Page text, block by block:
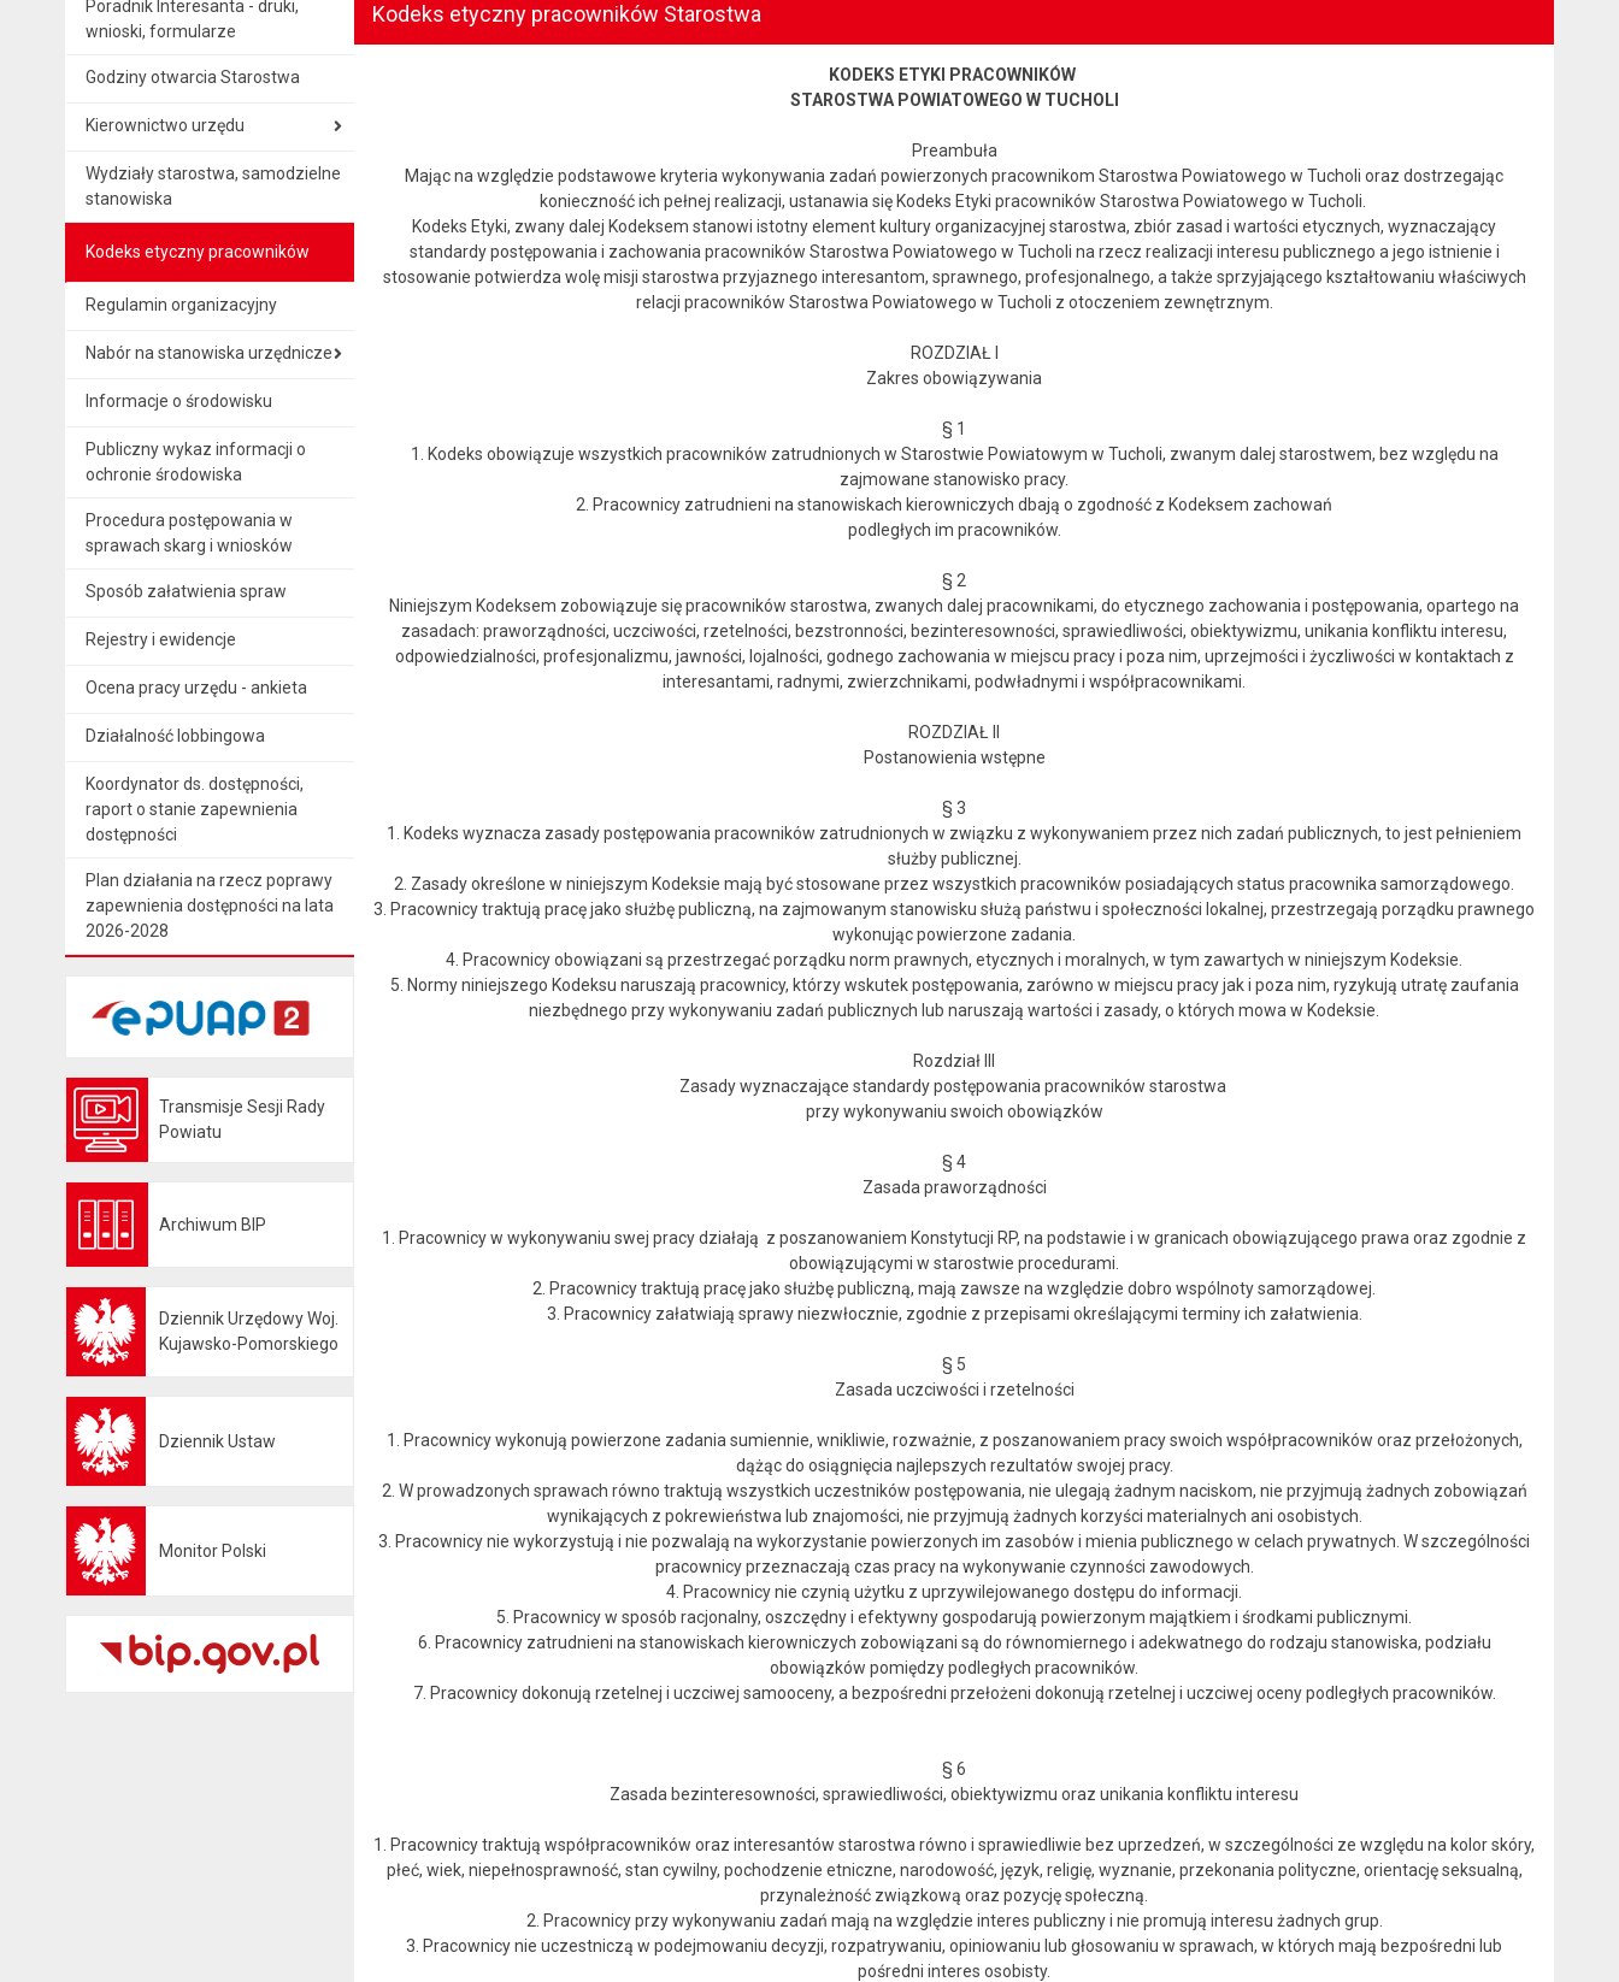
Poradnik Interesanta - druki,
wnioski, formularze
Godziny otwarcia Starostwa
Kierownictwo urzędu
Wydziały starostwa, samodzielne
stanowiska
Kodeks etyczny pracowników
Regulamin organizacyjny
Nabór na stanowiska urzędnicze
Informacje o środowisku
Publiczny wykaz informacji o
ochronie środowiska
Procedura postępowania w
sprawach skarg i wniosków
Sposób załatwienia spraw
Rejestry i ewidencje
Ocena pracy urzędu - ankieta
Działalność lobbingowa
Koordynator ds. dostępności,
raport o stanie zapewnienia
dostępności
Plan działania na rzecz poprawy
zapewnienia dostępności na lata
2026-2028
Transmisje Sesji Rady
Powiatu
Archiwum BIP
Dziennik Urzędowy Woj.
Kujawsko-Pomorskiego
Dziennik Ustaw
Monitor Polski
Kodeks etyczny pracowników Starostwa
KODEKS ETYKI PRACOWNIKÓW
STAROSTWA POWIATOWEGO W TUCHOLI
Preambuła
Mając na względzie podstawowe kryteria wykonywania zadań powierzonych pracownikom Starostwa Powiatowego w Tucholi oraz dostrzegając
konieczność ich pełnej realizacji, ustanawia się Kodeks Etyki pracowników Starostwa Powiatowego w Tucholi.
Kodeks Etyki, zwany dalej Kodeksem stanowi istotny element kultury organizacyjnej starostwa, zbiór zasad i wartości etycznych, wyznaczający
standardy postępowania i zachowania pracowników Starostwa Powiatowego w Tucholi na rzecz realizacji interesu publicznego a jego istnienie i
stosowanie potwierdza wolę misji starostwa przyjaznego interesantom, sprawnego, profesjonalnego, a także sprzyjającego kształtowaniu właściwych
relacji pracowników Starostwa Powiatowego w Tucholi z otoczeniem zewnętrznym.
ROZDZIAŁ I
Zakres obowiązywania
§ 1
1. Kodeks obowiązuje wszystkich pracowników zatrudnionych w Starostwie Powiatowym w Tucholi, zwanym dalej starostwem, bez względu na
zajmowane stanowisko pracy.
2. Pracownicy zatrudnieni na stanowiskach kierowniczych dbają o zgodność z Kodeksem zachowań
podległych im pracowników.
§ 2
Niniejszym Kodeksem zobowiązuje się pracowników starostwa, zwanych dalej pracownikami, do etycznego zachowania i postępowania, opartego na
zasadach: praworządności, uczciwości, rzetelności, bezstronności, bezinteresowności, sprawiedliwości, obiektywizmu, unikania konfliktu interesu,
odpowiedzialności, profesjonalizmu, jawności, lojalności, godnego zachowania w miejscu pracy i poza nim, uprzejmości i życzliwości w kontaktach z
interesantami, radnymi, zwierzchnikami, podwładnymi i współpracownikami.
ROZDZIAŁ II
Postanowienia wstępne
§ 3
1. Kodeks wyznacza zasady postępowania pracowników zatrudnionych w związku z wykonywaniem przez nich zadań publicznych, to jest pełnieniem
służby publicznej.
2. Zasady określone w niniejszym Kodeksie mają być stosowane przez wszystkich pracowników posiadających status pracownika samorządowego.
3. Pracownicy traktują pracę jako służbę publiczną, na zajmowanym stanowisku służą państwu i społeczności lokalnej, przestrzegają porządku prawnego
wykonując powierzone zadania.
4. Pracownicy obowiązani są przestrzegać porządku norm prawnych, etycznych i moralnych, w tym zawartych w niniejszym Kodeksie.
5. Normy niniejszego Kodeksu naruszają pracownicy, którzy wskutek postępowania, zarówno w miejscu pracy jak i poza nim, ryzykują utratę zaufania
niezbędnego przy wykonywaniu zadań publicznych lub naruszają wartości i zasady, o których mowa w Kodeksie.
Rozdział III
Zasady wyznaczające standardy postępowania pracowników starostwa
przy wykonywaniu swoich obowiązków
§ 4
Zasada praworządności
1. Pracownicy w wykonywaniu swej pracy działają z poszanowaniem Konstytucji RP, na podstawie i w granicach obowiązującego prawa oraz zgodnie z
obowiązującymi w starostwie procedurami.
2. Pracownicy traktują pracę jako służbę publiczną, mają zawsze na względzie dobro wspólnoty samorządowej.
3. Pracownicy załatwiają sprawy niezwłocznie, zgodnie z przepisami określającymi terminy ich załatwienia.
§ 5
Zasada uczciwości i rzetelności
1. Pracownicy wykonują powierzone zadania sumiennie, wnikliwie, rozważnie, z poszanowaniem pracy swoich współpracowników oraz przełożonych,
dążąc do osiągnięcia najlepszych rezultatów swojej pracy.
2. W prowadzonych sprawach równo traktują wszystkich uczestników postępowania, nie ulegają żadnym naciskom, nie przyjmują żadnych zobowiązań
wynikających z pokrewieństwa lub znajomości, nie przyjmują żadnych korzyści materialnych ani osobistych.
3. Pracownicy nie wykorzystują i nie pozwalają na wykorzystanie powierzonych im zasobów i mienia publicznego w celach prywatnych. W szczególności
pracownicy przeznaczają czas pracy na wykonywanie czynności zawodowych.
4. Pracownicy nie czynią użytku z uprzywilejowanego dostępu do informacji.
5. Pracownicy w sposób racjonalny, oszczędny i efektywny gospodarują powierzonym majątkiem i środkami publicznymi.
6. Pracownicy zatrudnieni na stanowiskach kierowniczych zobowiązani są do równomiernego i adekwatnego do rodzaju stanowiska, podziału
obowiązków pomiędzy podległych pracowników.
7. Pracownicy dokonują rzetelnej i uczciwej samooceny, a bezpośredni przełożeni dokonują rzetelnej i uczciwej oceny podległych pracowników.
§ 6
Zasada bezinteresowności, sprawiedliwości, obiektywizmu oraz unikania konfliktu interesu
1. Pracownicy traktują współpracowników oraz interesantów starostwa równo i sprawiedliwie bez uprzedzeń, w szczególności ze względu na kolor skóry,
płeć, wiek, niepełnosprawność, stan cywilny, pochodzenie etniczne, narodowość, język, religię, wyznanie, przekonania polityczne, orientację seksualną,
przynależność związkową oraz pozycję społeczną.
2. Pracownicy przy wykonywaniu zadań mają na względzie interes publiczny i nie promują interesu żadnych grup.
3. Pracownicy nie uczestniczą w podejmowaniu decyzji, rozpatrywaniu, opiniowaniu lub głosowaniu w sprawach, w których mają bezpośredni lub
pośredni interes osobisty.